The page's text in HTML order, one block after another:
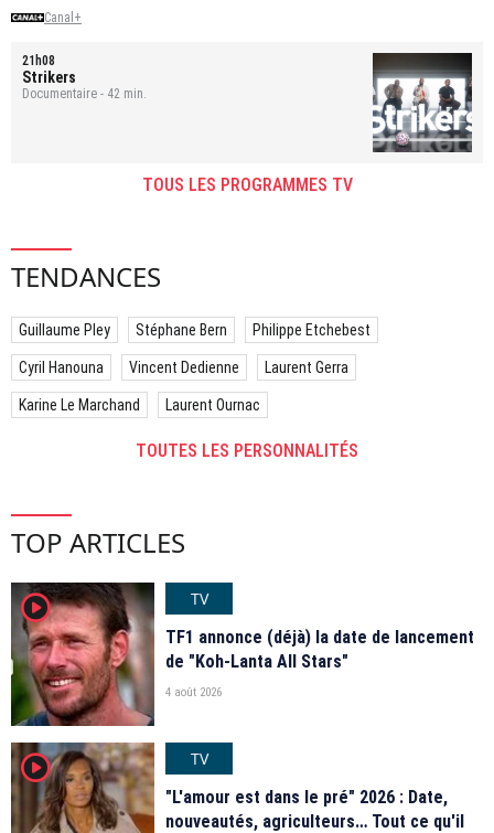
Canal+
21h08
Strikers
Documentaire - 42 min.
TOUS LES PROGRAMMES TV
TENDANCES
Guillaume Pley Stéphane Bern Philippe Etchebest
Cyril Hanouna Vincent Dedienne Laurent Gerra
Karine Le Marchand Laurent Ournac
TOUTES LES PERSONNALITÉS
TOP ARTICLES
player2
TV
TF1 annonce (déjà) la date de lancement
de "Koh-Lanta All Stars"
4 août 2026
player2
TV
"L'amour est dans le pré" 2026 : Date,
nouveautés, agriculteurs… Tout ce qu'il